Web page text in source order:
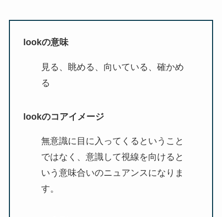
lookの意味
見る、眺める、向いている、確かめ
る
lookのコアイメージ
無意識に目に入ってくるということ
ではなく、意識して視線を向けると
いう意味合いのニュアンスになりま
す。